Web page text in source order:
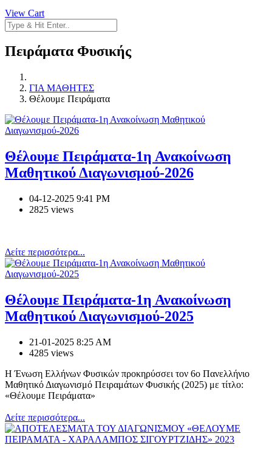
View Cart
Πειράματα Φυσικής
ΓΙΑ ΜΑΘΗΤΕΣ
Θέλουμε Πειράματα
Θέλουμε Πειράματα-1η Ανακοίνωση
Μαθητικού Διαγωνισμού-2026
04-12-2025 9:41 PM
2825 views
Δείτε περισσότερα...
Θέλουμε Πειράματα-1η Ανακοίνωση
Μαθητικού Διαγωνισμού-2025
21-01-2025 8:25 AM
4285 views
H Ένωση Ελλήνων Φυσικών προκηρύσσει τον 6ο Πανελλήνιο
Μαθητικό Διαγωνισμό Πειραμάτων Φυσικής (2025) με τίτλο:
«Θέλουμε Πειράματα»
Δείτε περισσότερα...